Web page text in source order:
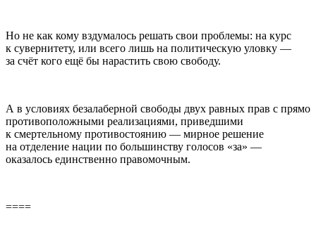
Но не как кому вздумалось решать свои проблемы: на курс
к сувернитету, или всего лишь на политическую уловку —
за счёт кого ещё бы нарастить свою свободу.
А в условиях безалаберной свободы двух равных прав с прямо
противоположными реализациями, приведшими
к смертельному противостоянию — мирное решение
на отделение нации по большинству голосов «за» —
оказалось единственно правомочным.
====